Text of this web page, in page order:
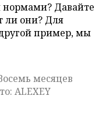
Давайте
ли они? Для
пример, мы
месяцев
ALEXEY